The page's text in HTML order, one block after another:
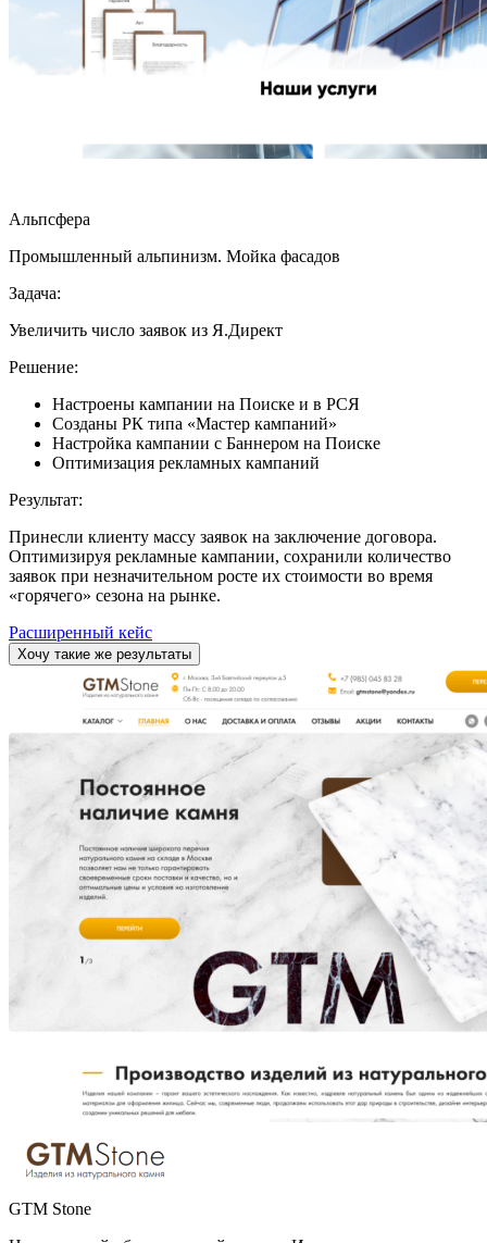
Альпсфера
Промышленный альпинизм. Мойка фасадов
Задача:
Увеличить число заявок из Я.Директ
Решение:
Настроены кампании на Поиске и в РСЯ
Созданы РК типа «Мастер кампаний»
Настройка кампании с Баннером на Поиске
Оптимизация рекламных кампаний
Результат:
Принесли клиенту массу заявок на заключение договора.
Оптимизируя рекламные кампании, сохранили количество
заявок при незначительном росте их стоимости во время
«горячего» сезона на рынке.
Расширенный кейс
Хочу такие же результаты
GTM Stone